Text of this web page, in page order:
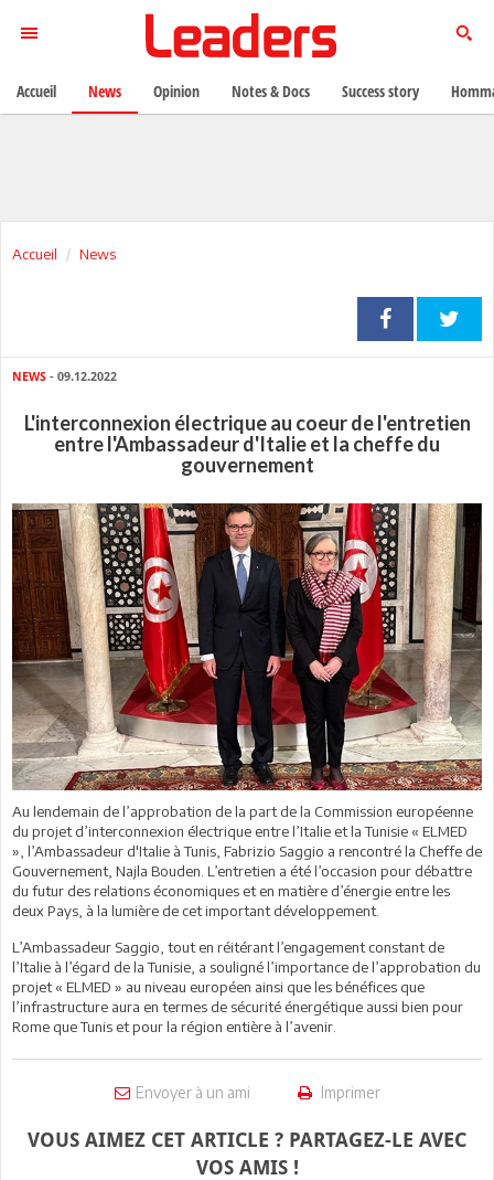
Accueil News
NEWS - 09.12.2022
L'interconnexion électrique au coeur de l'entretien
entre l'Ambassadeur d'Italie et la cheffe du
gouvernement
Au lendemain de l’approbation de la part de la Commission européenne
du projet d’interconnexion électrique entre l’Italie et la Tunisie « ELMED
», l’Ambassadeur d'Italie à Tunis, Fabrizio Saggio a rencontré la Cheffe de
Gouvernement, Najla Bouden. L’entretien a été l’occasion pour débattre
du futur des relations économiques et en matière d’énergie entre les
deux Pays, à la lumière de cet important développement.
L’Ambassadeur Saggio, tout en réitérant l’engagement constant de
l’Italie à l’égard de la Tunisie, a souligné l’importance de l’approbation du
projet « ELMED » au niveau européen ainsi que les bénéfices que
l’infrastructure aura en termes de sécurité énergétique aussi bien pour
Rome que Tunis et pour la région entière à l’avenir.
Envoyer à un ami Imprimer
VOUS AIMEZ CET ARTICLE ? PARTAGEZ-LE AVEC
VOS AMIS !
Accueil News Opinion Notes & Docs Success story